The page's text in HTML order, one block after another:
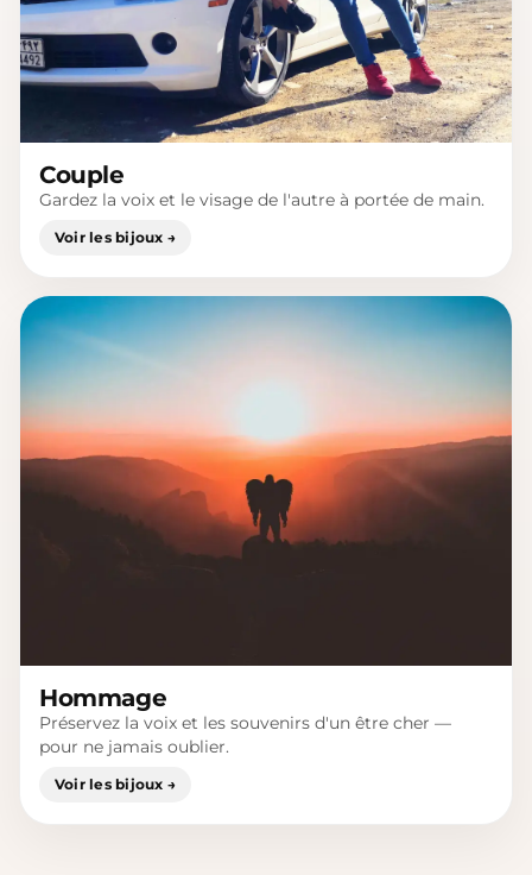
Couple
Gardez la voix et le visage de l'autre à portée de main.
Voir les bijoux →
Hommage
Préservez la voix et les souvenirs d'un être cher —
pour ne jamais oublier.
Voir les bijoux →